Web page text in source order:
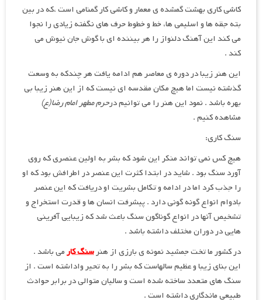
کاشی کاری بهشت گمشده ی معمار و کاشی کار گمنامی است ،که در بین
بته جقه ها و اسلیمی ها، خط و خطوط حرف های نگفته زیادی را نجوا
می کند این آهنگ دلنواز را هر بیننده ای با گوش جان نیوش می
کند .
این هنر زیبا در دوره ی معاصر هم ادامه یافت هر چندکه به وسعت
گذشته نیست اما هیچ مکان مقدسه ای نیست که از این هنر زیبا بی
بهره باشد . نمود این هنر را می توانیم درحرم مطهر امام رضا(ع)
مشاهده کنیم .
سنگ کاری:
هیچ کس نمی تواند منکر این شود که بشر به اولین عنصری که روی
آورد سنگ بود . شاید در ابتدا کثرت این عنصر در اطرافش بود که او
را جذب کرد اما در ادامه و تکامل بشریت او دریافت که این عنصر
بادوام انواع گونه گونی دارد . پیشرفت انسان ها و قدرت استخراج و
تشخیص آنها در انواع گوناگون سنگ باعث شد که زیبایی آفرینی
هایی در دوران مختلف داشته باشد .
در کشور ما تخت جمشید نمونه ی بارزی از هنرسنگ کارمی باشد .
این بنای زیبا و عظیم سالهاست که بشر را به تحیر واداشته است . از
سنگ های متعدد ساخته شده است و سالیان متوالی در برابر حوادث
طبیعی ماندگاری داشته است .